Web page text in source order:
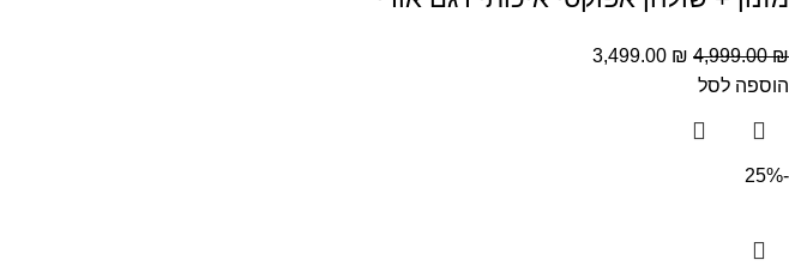
4,999.00₪
3,499.00 ₪
הוספה לסל
-25%